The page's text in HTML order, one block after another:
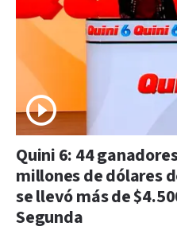
Quini 6: 44
millones de dólares
se llevó más de
Segunda